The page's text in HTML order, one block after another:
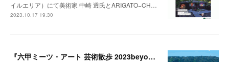
イルエリア）にて美術家 中崎 透氏とARIGATO−CH…
2023.10.17 19:30
『六甲ミーツ・アート 芸術散歩 2023beyond』開催中。